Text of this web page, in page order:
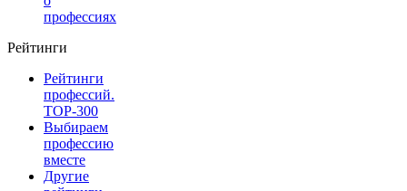
профессиях
Рейтинги
Рейтинги
профессий.
TOP-300
Выбираем
профессию
вместе
Другие